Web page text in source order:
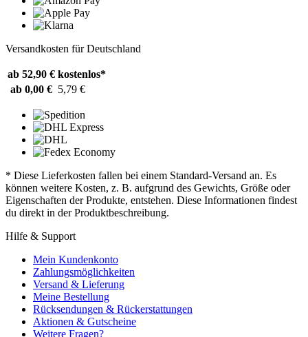
Versandkosten für Deutschland
ab 52,90 € kostenlos*
ab 0,00 € 5,79 €
* Diese Lieferkosten fallen bei einem Standard-Versand an. Es
können weitere Kosten, z. B. aufgrund des Gewichts, Größe oder
Eigenschaften der Produkte, entstehen. Diese Informationen findest
du direkt in der Produktbeschreibung.
Hilfe & Support
Mein Kundenkonto
Zahlungsmöglichkeiten
Versand & Lieferung
Meine Bestellung
Rücksendungen & Rückerstattungen
Aktionen & Gutscheine
Weitere Fragen?